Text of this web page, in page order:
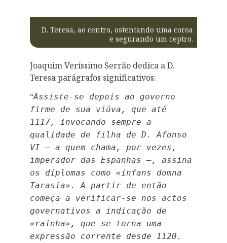
D. Teresa, ao centro, ostentando uma coroa
e segurando um ceptro.
Joaquim Veríssimo Serrão dedica a D.
Teresa parágrafos significativos:
“Assiste-se depois ao governo
firme de sua viúva, que até
1117, invocando sempre a
qualidade de filha de D. Afonso
VI — a quem chama, por vezes,
imperador das Espanhas —, assina
os diplomas como «infans domna
Tarasia». A partir de então
começa a verificar-se nos actos
governativos a indicação de
«rainha», que se torna uma
expressão corrente desde 1120.